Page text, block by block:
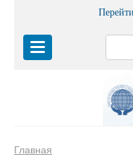
Главная